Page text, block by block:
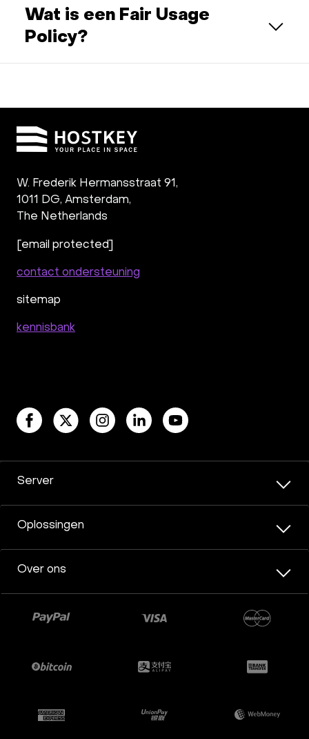
Wat is een Fair Usage
Policy?
W. Frederik Hermansstraat 91,
1011 DG, Amsterdam,
The Netherlands
[email protected]
contact ondersteuning
sitemap
kennisbank
Server
Oplossingen
Over ons